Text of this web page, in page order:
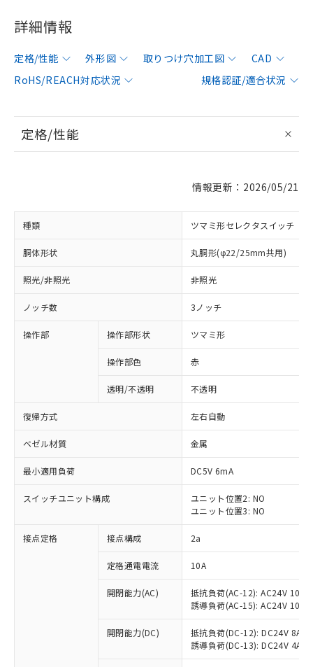
詳細情報
定格/性能 外形図 取りつけ穴加工図
CAD
RoHS/REACH対応状況
規格認証/適合状況
定格/性能
情報更新：2026/05/21
種類 ツマミ形セレクタスイッチ
胴体形状 丸胴形(φ22/25mm共用)
照光/非照光 非照光
ノッチ数 3ノッチ
操作部 操作部形状 ツマミ形
操作部色 赤
透明/不透明 不透明
復帰方式 左右自動
ベゼル材質 金属
最小適用負荷 DC5V 6mA
スイッチユニット構成
ユニット位置2: NO
ユニット位置3: NO
接点定格 接点構成 2a
定格通電電流 10A
開閉能力(AC)
抵抗負荷(AC-12): AC24V 10A/
誘導負荷(AC-15): AC24V
開閉能力(DC)
抵抗負荷(DC-12): DC24V 8A/
誘導負荷(DC-13): DC24V 4A/
※1 対応状況
対応済み：EU RoHS指令（10物質）の
非含有に対応した製品が提供可能な商品で
対応予定：EU RoHS指令（10物質）の非含
有に対応した製品に切り替える予定のある